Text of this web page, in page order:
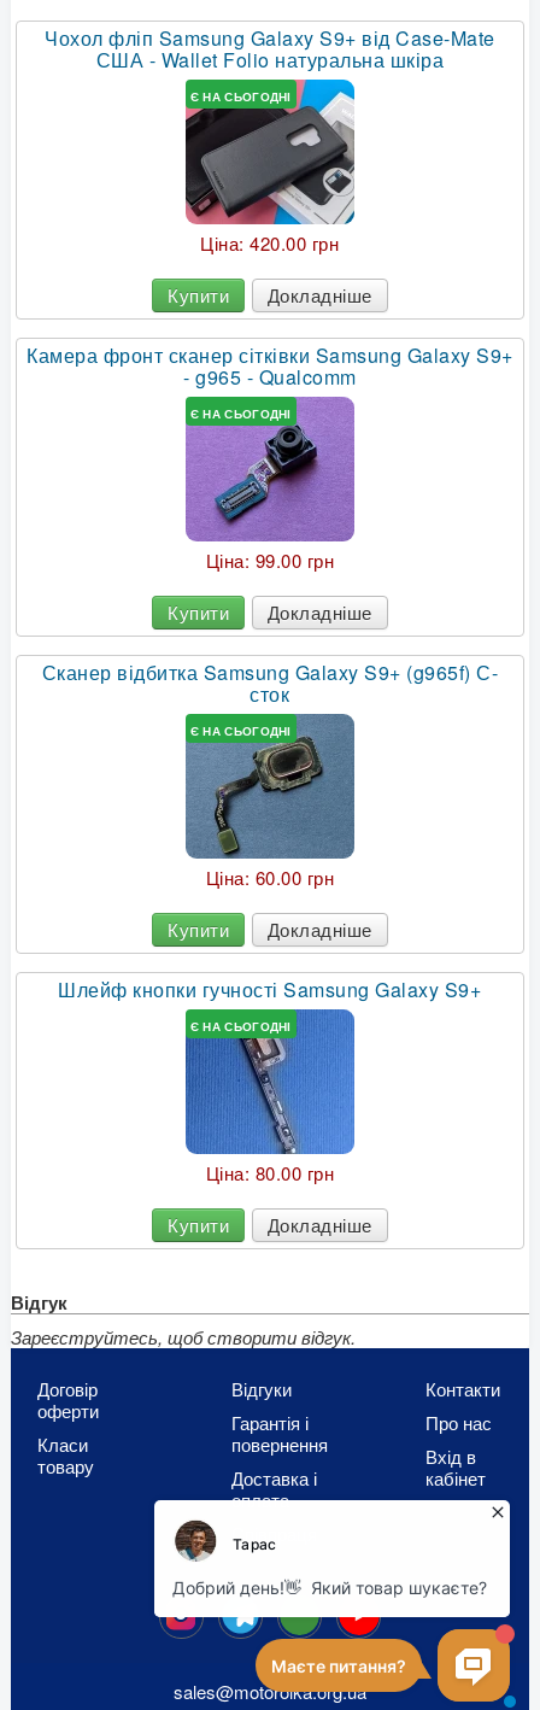
Чохол фліп Samsung Galaxy S9+ від Case-Mate
США - Wallet Folio натуральна шкіра
Є НА СЬОГОДНІ
Ціна:420.00 грн
Купити Докладніше
Камера фронт сканер сітківки Samsung Galaxy S9+
- g965 - Qualcomm
Є НА СЬОГОДНІ
Ціна: 99.00 грн
Купити Докладніше
Сканер відбитка Samsung Galaxy S9+ (g965f) С-
сток
Є НА СЬОГОДНІ
Ціна: 60.00 грн
Купити Докладніше
Шлейф кнопки гучності Samsung Galaxy S9+
Є НА СЬОГОДНІ
Ціна: 80.00 грн
Купити Докладніше
Відгук
Зареєструйтесь, щоб створити відгук.
Договір
оферти
Класи
товару
Відгуки
Гарантія і
повернення
Доставка і
оплата
Співпраця
Контакти
Про нас
Вхід в
кабінет
sales@motorolka.org.ua